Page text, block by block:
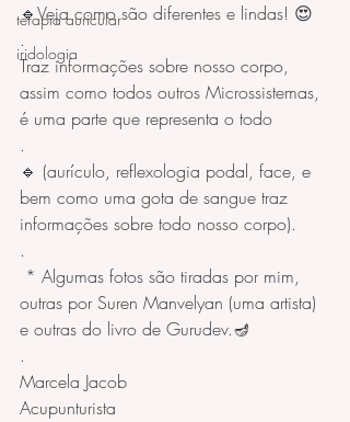
terapia auricular
iridologia
🔹Veja como são diferentes e lindas! 😍
.
Traz informações sobre nosso corpo,
assim como todos outros Microssistemas,
é uma parte que representa o todo
.
🔹 (aurículo, reflexologia podal, face, e
bem como uma gota de sangue traz
informações sobre todo nosso corpo).
.
outras por Suren Manvelyan (uma artista)
e outras do livro de Gurudev.🪔
.
Marcela Jacob
Acupunturista